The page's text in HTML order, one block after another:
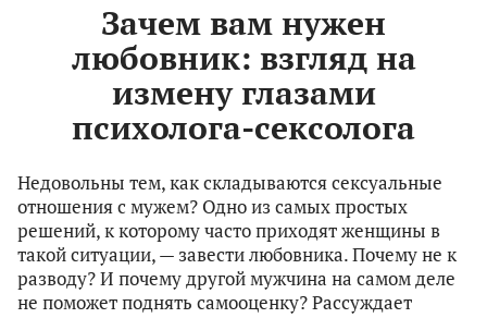
Зачем вам нужен
любовник: взгляд на
измену глазами
психолога-сексолога
Недовольны тем, как складываются сексуальные
отношения с мужем? Одно из самых простых
решений, к которому часто приходят женщины в
такой ситуации, — завести любовника. Почему не к
разводу? И почему другой мужчина на самом деле
не поможет поднять самооценку? Рассуждает